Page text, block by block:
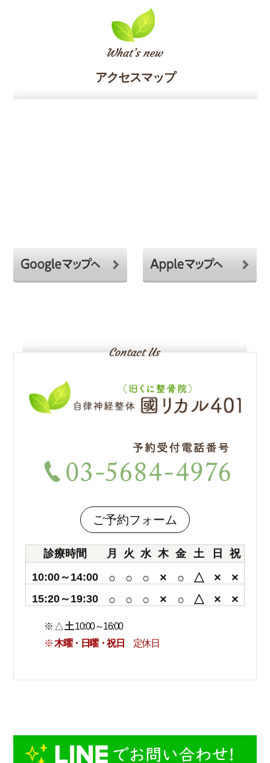
アクセスマップ
ご予約フォーム
診療時間 月 火 水 木 金 土 日
祝
10:00～14:00
○ ○ ○ × ○ △ × ×
15:20～19:30 ○ ○ ○ × ○ △ × ×
※ △ 土10:00～16:00
※木曜・日曜・祝日 定休日